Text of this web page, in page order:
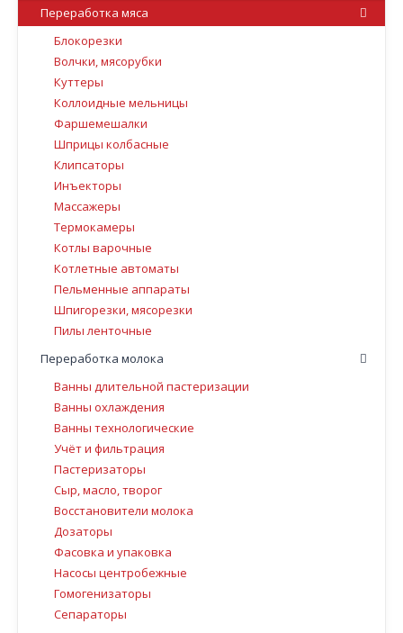
Переработка мяса
Блокорезки
Волчки, мясорубки
Куттеры
Коллоидные мельницы
Фаршемешалки
Шприцы колбасные
Клипсаторы
Инъекторы
Массажеры
Термокамеры
Котлы варочные
Котлетные автоматы
Пельменные аппараты
Шпигорезки, мясорезки
Пилы ленточные
Переработка молока
Ванны длительной пастеризации
Ванны охлаждения
Ванны технологические
Учёт и фильтрация
Пастеризаторы
Сыр, масло, творог
Восстановители молока
Дозаторы
Фасовка и упаковка
Насосы центробежные
Гомогенизаторы
Сепараторы